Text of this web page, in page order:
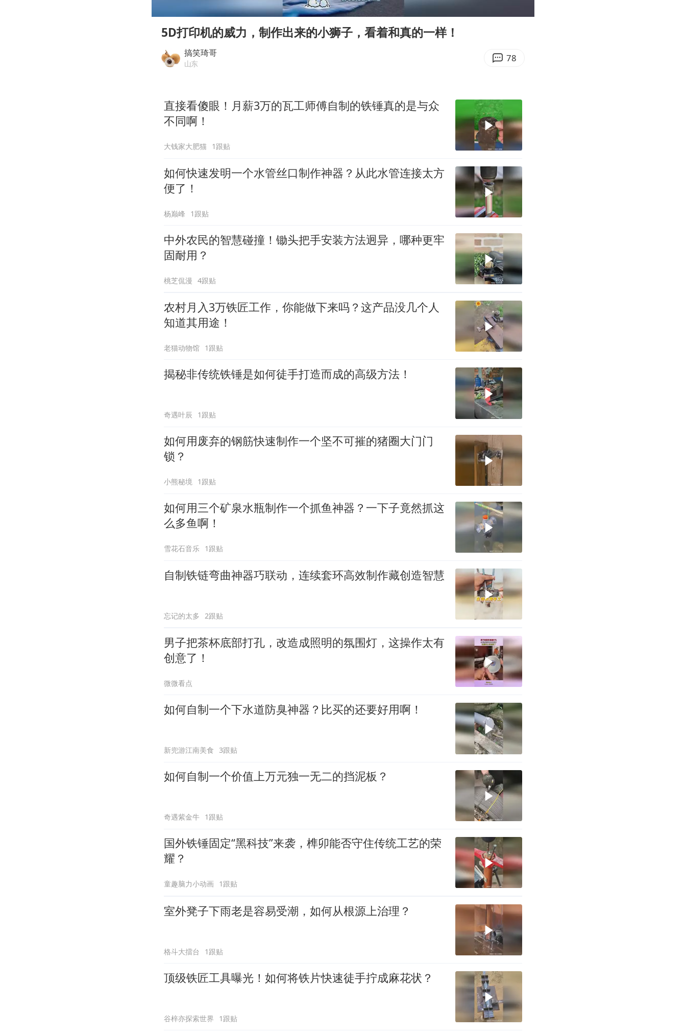
光伏八巨头签署“不低于成本价”倡议
刘伟任延安市委常委、市纪委书记
女子被狗舔脚确诊三级暴露 医生回应
5D打印机的威力，制作出来的小狮子，看着和真的一样！
搞笑琦哥
山东 78
直接看傻眼！月薪3万的瓦工师傅自制的铁锤真的是与众
不同啊！
大钱家大肥猫 1跟贴
如何快速发明一个水管丝口制作神器？从此水管连接太方
便了！
杨巅峰 1跟贴
中外农民的智慧碰撞！锄头把手安装方法迥异，哪种更牢
固耐用？
桃芝侃漫 4跟贴
农村月入3万铁匠工作，你能做下来吗？这产品没几个人
知道其用途！
老猫动物馆 1跟贴
揭秘非传统铁锤是如何徒手打造而成的高级方法！
奇遇叶辰 1跟贴
如何用废弃的钢筋快速制作一个坚不可摧的猪圈大门门
锁？
小熊秘境 1跟贴
如何用三个矿泉水瓶制作一个抓鱼神器？一下子竟然抓这
么多鱼啊！
雪花石音乐 1跟贴
自制铁链弯曲神器巧联动，连续套环高效制作藏创造智慧
忘记的太多 2跟贴
男子把茶杯底部打孔，改造成照明的氛围灯，这操作太有
创意了！
微微看点
如何自制一个下水道防臭神器？比买的还要好用啊！
新兜游江南美食 3跟贴
如何自制一个价值上万元独一无二的挡泥板？
奇遇紫金牛 1跟贴
国外铁锤固定“黑科技”来袭，榫卯能否守住传统工艺的荣
耀？
童趣脑力小动画 1跟贴
室外凳子下雨老是容易受潮，如何从根源上治理？
格斗大擂台 1跟贴
顶级铁匠工具曝光！如何将铁片快速徒手拧成麻花状？
谷梓亦探索世界 1跟贴